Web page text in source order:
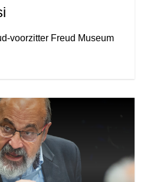
voorzitter Freud Museum